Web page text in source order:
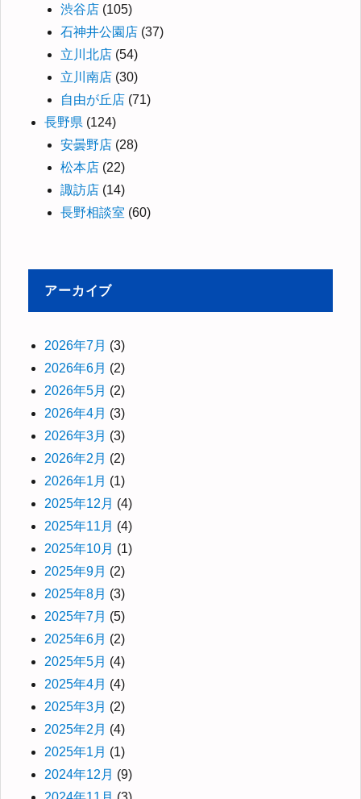
渋谷店 (105)
石神井公園店 (37)
立川北店 (54)
立川南店 (30)
自由が丘店 (71)
長野県 (124)
安曇野店 (28)
松本店 (22)
諏訪店 (14)
長野相談室 (60)
アーカイブ
2026年7月 (3)
2026年6月 (2)
2026年5月 (2)
2026年4月 (3)
2026年3月 (3)
2026年2月 (2)
2026年1月 (1)
2025年12月 (4)
2025年11月 (4)
2025年10月 (1)
2025年9月 (2)
2025年8月 (3)
2025年7月 (5)
2025年6月 (2)
2025年5月 (4)
2025年4月 (4)
2025年3月 (2)
2025年2月 (4)
2025年1月 (1)
2024年12月 (9)